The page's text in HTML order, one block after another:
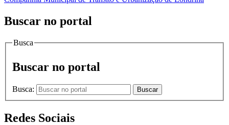
Buscar no portal
Busca
Buscar no portal
Busca: Buscar
Redes Sociais